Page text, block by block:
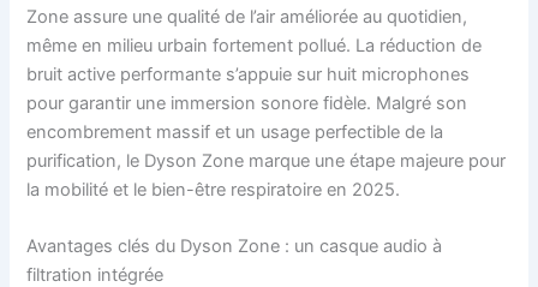
Zone assure une qualité de l’air améliorée au quotidien,
même en milieu urbain fortement pollué. La réduction de
bruit active performante s’appuie sur huit microphones
pour garantir une immersion sonore fidèle. Malgré son
encombrement massif et un usage perfectible de la
purification, le Dyson Zone marque une étape majeure pour
la mobilité et le bien-être respiratoire en 2025.
Avantages clés du Dyson Zone : un casque audio à
filtration intégrée